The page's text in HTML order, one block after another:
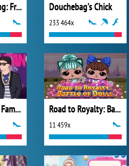
A New Beginning: From Sad To Fab Douchebag's Chick
233 464x
Barbie and Ken Famous Couples Costume Road to Royalty: Battle of Dolls
11 459x